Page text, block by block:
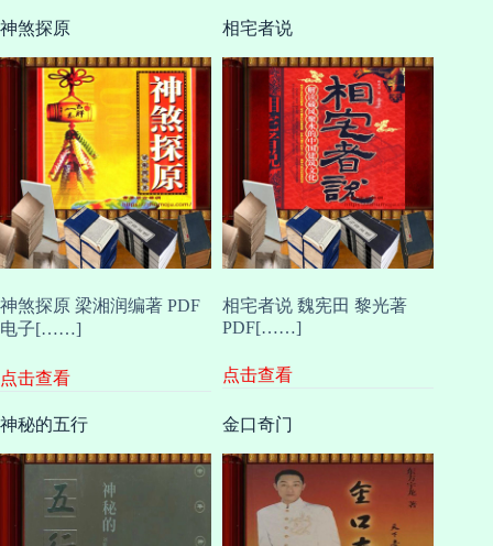
神煞探原
神煞探原 梁湘润编著 PDF
电子[……]
点击查看
相宅者说
相宅者说 魏宪田 黎光著
PDF[……]
点击查看
神秘的五行 金口奇门